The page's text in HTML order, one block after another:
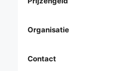
Organisatie
Contact